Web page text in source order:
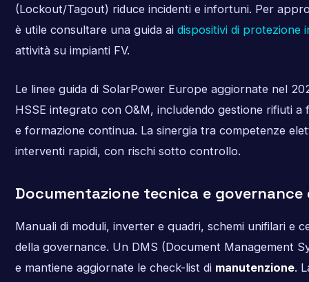
(Lockout/Tagout) riduce incidenti e infortuni. Per
è utile consultare una guida ai dispositivi di protezione
attività su impianti FV.
Le linee guida di SolarPower Europe aggiornate nel
HSSE integrato con O&M, includendo gestione rifiuti
e formazione continua. La sinergia tra competenze
interventi rapidi, con rischi sotto controllo.
Documentazione tecnica e governance
Manuali di moduli, inverter e quadri, schemi unifilari e
della governance. Un DMS (Document Management
e mantiene aggiornate le check-list di manutenzione.